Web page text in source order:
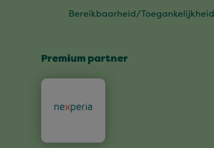
Bereikbaarheid/Toegankelijkheid
Premium partner